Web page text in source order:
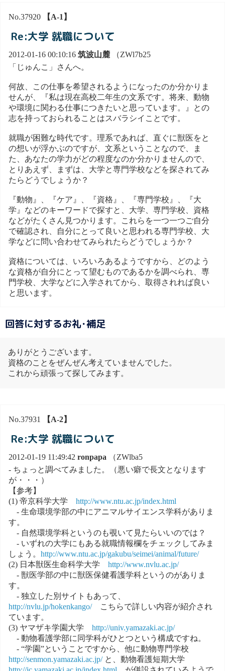
No.37920 【A-1】
Re:大学 就職について
2012-01-16 00:10:16 筑波山麓 （ZWl7b25
「じゅんこ」さんへ。
何故、この仕事を希望されるようになったのか分かりま
せんが、『私は現在高校二年生の文系です。将来、動物
や環境に関わる仕事につきたいと思っています。』との
志を持っておられることはスバラシイことです。
就職が困難な時代です。理系であれば、直ぐに獣医をと
の想いが浮かぶのですが、文系ということなので、ま
た、あなたの学力がどの程度なのか分かりませんので、
とりあえず、まずは、大学と専門学校などを探されてみ
たらどうでしょうか？
『動物』、『ケア』、『資格』、『専門学校』、『大
学』などのキーワードで探すと、大学、専門学校、資格
などがたくさん見つかります。これらを一つ一つご自分
で確認され、自分にとって良いと思われる専門学校、大
学などに問い合わせてみられたらどうでしょうか？
資格については、いろいろあるようですから、どのよう
な資格が自分にとって望むものであるかを調べられ、専
門学校、大学などに入学されてから、取得されれば良い
と思います。
回答に対するお礼･補足
ありがとうございます。
資格のことをぜんぜん考えていませんでした。
これから頑張って探してみます。
No.37931 【A-2】
Re:大学 就職について
2012-01-19 11:49:42 ronpapa （ZWlba5
- ちょっと調べてみました。（悪い癖で長文となります
が・・・）
【参考】
(1) 帝京科学大学 http://www.ntu.ac.jp/index.html
- 生命環境学部の中にアニマルサイエンス学科がありま
す。
- 自然環境学科というのも覗いて見たらいいのでは？
- いずれの大学にもある就職情報欄をチェックしてみま
しょう。 http://www.ntu.ac.jp/gakubu/seimei/animal/future/
(2) 日本獣医生命科学大学 http://www.nvlu.ac.jp/
- 獣医学部の中に獣医保健看護学科というのがありま
す。
- 独立した別サイトもあって、
http://nvlu.jp/hokenkango/こちらで詳しい内容が紹介され
ています。
(3) ヤマザキ学園大学 http://univ.yamazaki.ac.jp/
- 動物看護学部に同学科がひとつという構成ですね。
- “学園”ということですから、他に動物専門学校
http://senmon.yamazaki.ac.jp/と、動物看護短期大学